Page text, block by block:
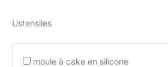
Ustensiles
moule à cake en silicone